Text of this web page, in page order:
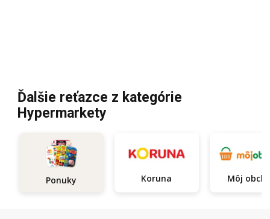
Ďalšie reťazce z kategórie
Hypermarkety
Ponuky Koruna Môj